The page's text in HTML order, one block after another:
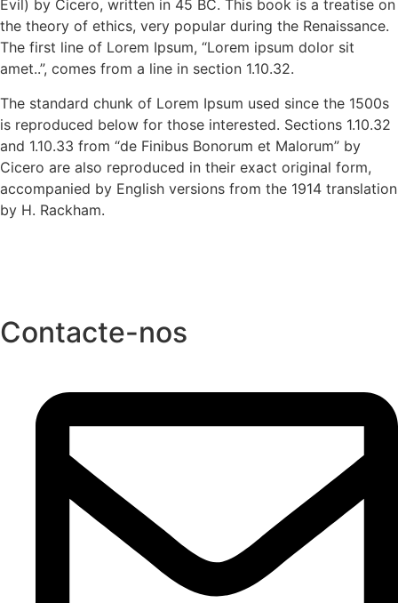
Evil) by Cicero, written in 45 BC. This book is a treatise on
the theory of ethics, very popular during the Renaissance.
The first line of Lorem Ipsum, “Lorem ipsum dolor sit
amet..”, comes from a line in section 1.10.32.
The standard chunk of Lorem Ipsum used since the 1500s
is reproduced below for those interested. Sections 1.10.32
and 1.10.33 from “de Finibus Bonorum et Malorum” by
Cicero are also reproduced in their exact original form,
accompanied by English versions from the 1914 translation
by H. Rackham.
Contacte-nos